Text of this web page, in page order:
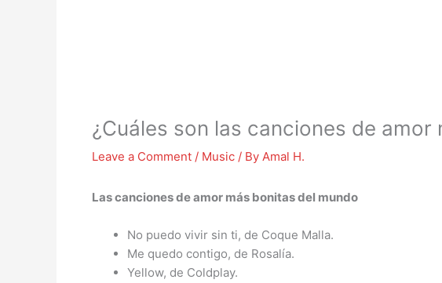
¿Cuáles son las canciones de amor
Leave a Comment / Music / By Amal H.
Lascanciones de amor más bonitasdel mundo
No puedo vivir sin ti, de Coque Malla.
Me quedo contigo, de Rosalía.
Yellow, de Coldplay.